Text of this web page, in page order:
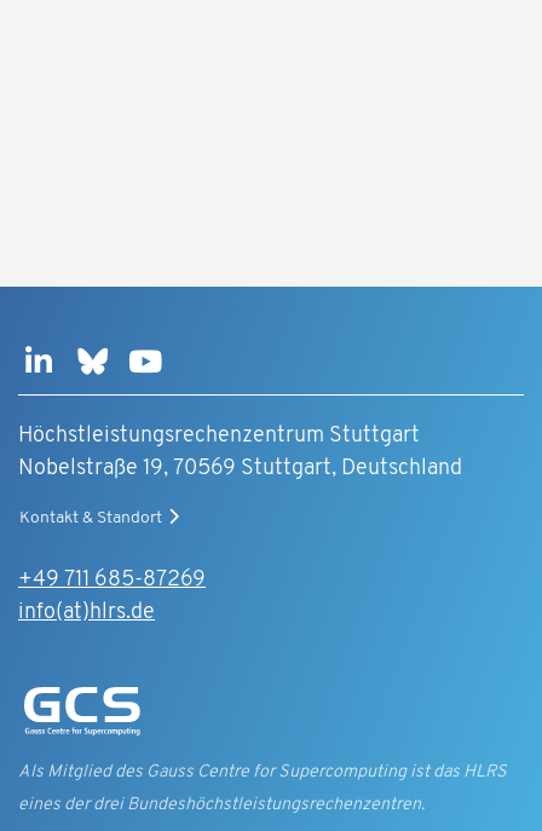
Höchstleistungsrechenzentrum Stuttgart
Nobelstraße 19, 70569 Stuttgart, Deutschland
Kontakt & Standort
+49 711 685-87269
info(at)hlrs.de
Als Mitglied des Gauss Centre for Supercomputing ist das HLRS
eines der drei Bundes­höchst­leistungs­rechen­zentren.